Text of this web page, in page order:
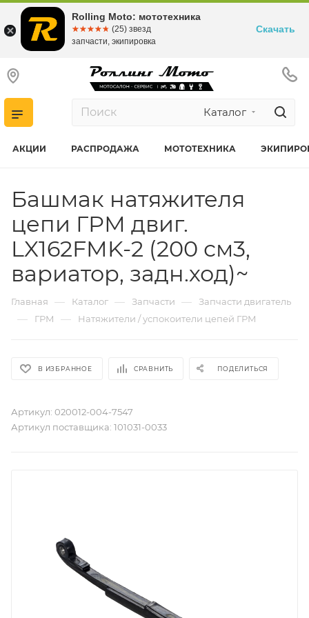
Каталог
АКЦИИ РАСПРОДАЖА МОТОТЕХНИКА
Башмак натяжителя
цепи ГРМ двиг.
LX162FMK-2 (200 см3,
вариатор, задн.ход)~
Главная — Каталог — Запчасти — Запчасти двигатель
— ГРМ — Натяжители / успокоители цепей ГРМ
В ИЗБРАННОЕ СРАВНИТЬ ПОДЕЛИТЬСЯ
Артикул: 020012-004-7547
Артикул поставщика: 101031-0033
Rolling Moto: мототехника
☆☆☆☆☆
★★★★★ (25) звезд
запчасти, экипировка
Скачать